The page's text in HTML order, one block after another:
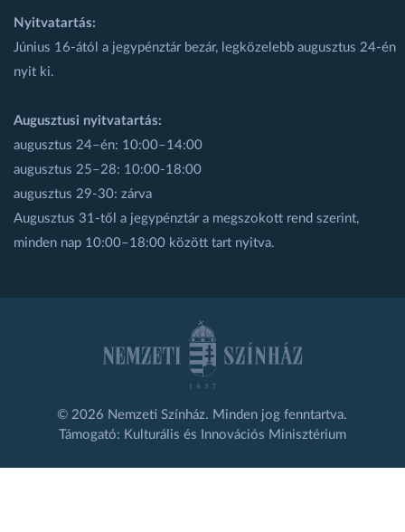
Nyitvatartás:
Június 16-ától a jegypénztár bezár, legközelebb augusztus 24-én
nyit ki.
Augusztusi nyitvatartás:
augusztus 24–én: 10:00–14:00
augusztus 25–28: 10:00-18:00
augusztus 29-30: zárva
Augusztus 31-től a jegypénztár a megszokott rend szerint,
minden nap 10:00–18:00 között tart nyitva.
© 2026 Nemzeti Színház. Minden jog fenntartva.
Támogató: Kulturális és Innovációs Minisztérium